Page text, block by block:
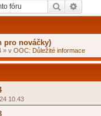
Hledat
pro nováčky)
» v OOC: Důležité informace
10.43